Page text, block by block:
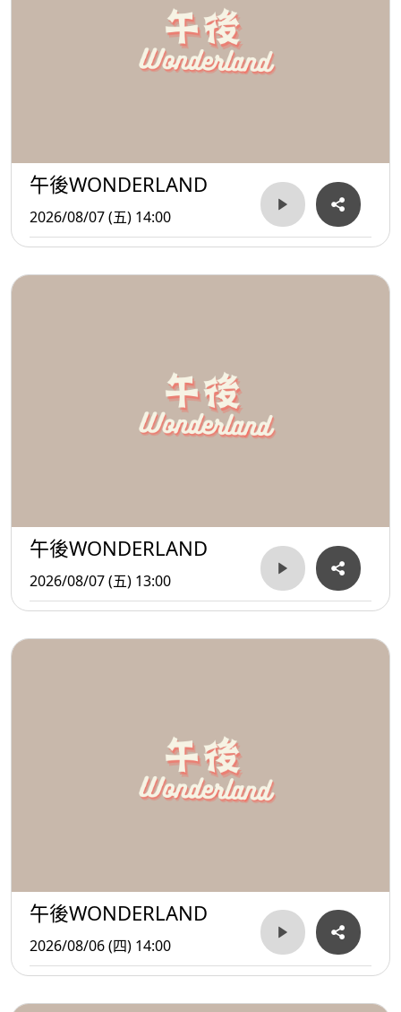
午後WONDERLAND
2026/08/07 (五) 14:00
午後WONDERLAND
2026/08/07 (五) 13:00
午後WONDERLAND
2026/08/06 (四) 14:00